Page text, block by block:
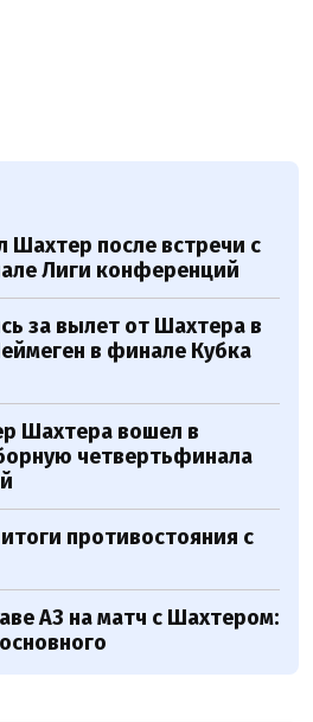
после встречи с
Лиги конференций
за вылет от Шахтера в
в финале Кубка
Шахтера вошел в
четвертьфинала
противостояния с
АЗ на матч с Шахтером: